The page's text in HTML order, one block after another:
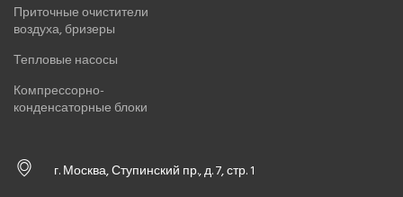
Приточные очистители
воздуха, бризеры
Тепловые насосы
Компрессорно-
конденсаторные блоки
г. Москва, Ступинский пр., д. 7, стр. 1